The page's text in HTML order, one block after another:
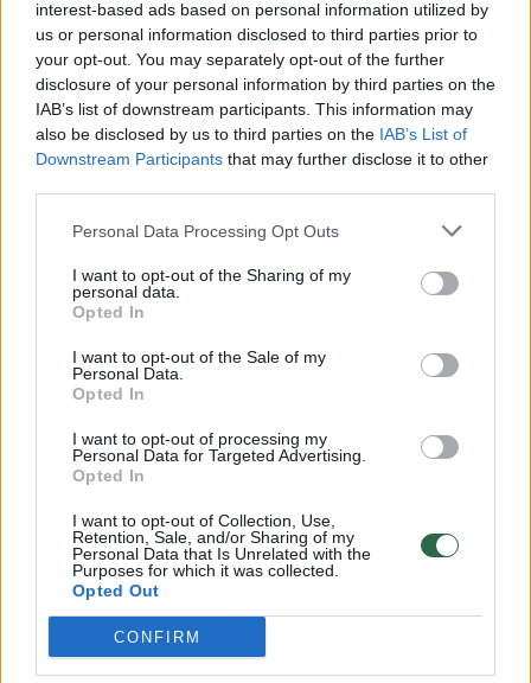
interest-based ads based on personal information utilized by
us or personal information disclosed to third parties prior to
your opt-out. You may separately opt-out of the further
disclosure of your personal information by third parties on the
IAB’s list of downstream participants. This information may
also be disclosed by us to third parties on the IAB’s List of
Downstream Participants that may further disclose it to other
Personal Data Processing Opt Outs
I want to opt-out of the Sharing of my
personal data.
Opted In
I want to opt-out of the Sale of my
Personal Data.
Opted In
I want to opt-out of processing my
Personal Data for Targeted Advertising.
Opted In
I want to opt-out of Collection, Use,
Retention, Sale, and/or Sharing of my
Personal Data that Is Unrelated with the
Purposes for which it was collected.
Opted Out
CONFIRM
skystų trąšų saugyklas Elejoje ir Jekabpilyje.
Susiję straipsniai
pasiaiškinti G. Paluckas
prakalbo apie Antarktidos
(11)
Įgyvendinus įmonių susijungimą, SIA „Linas